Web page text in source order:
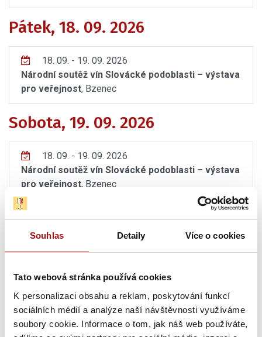
Souhlas Detaily Více o cookies
Tato webová stránka používá cookies
K personalizaci obsahu a reklam, poskytování funkcí
sociálních médií a analýze naší návštěvnosti využíváme
soubory cookie. Informace o tom, jak náš web používáte,
Pátek, 18. 09. 2026
18. 09. - 19. 09. 2026
Národní soutěž vín Slovácké podoblasti – výstava
pro veřejnost, Bzenec
Sobota, 19. 09. 2026
18. 09. - 19. 09. 2026
Národní soutěž vín Slovácké podoblasti – výstava
pro veřejnost, Bzenec
Úterý, 13. 10. 2026
13. 10. 2026
Sobota, 31. 10. 2026
31. 10. 2026